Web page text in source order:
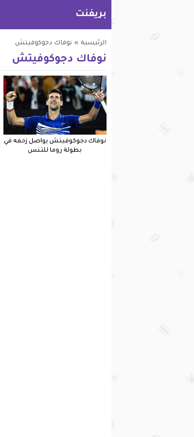
بريفنت
الرئيسية » نوفاك دجوكوفيتش
نوفاك دجوكوفيتش
نوفاك دجوكوفيتش يواصل زحفه في
بطولة روما للتنس